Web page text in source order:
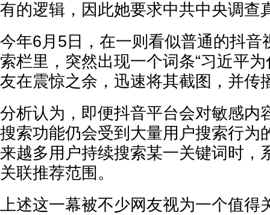
有的逻辑，因此她要求中共中央调查
今年6月5日，在一则看似普通的抖音
索栏里，突然出现一个词条“习近平
友在震惊之余，迅速将其截图，并传
分析认为，即便抖音平台会对敏感内
搜索功能仍会受到大量用户搜索行为
来越多用户持续搜索某一关键词时，
关联推荐范围。
上述这一幕被不少网友视为一个值得